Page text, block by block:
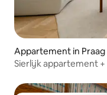
Appartement in Praag
Sierlijk appartement +